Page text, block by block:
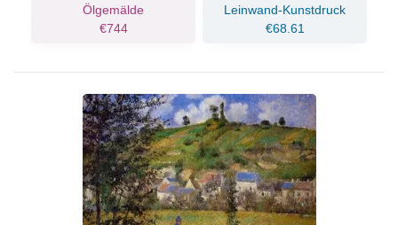
Ölgemälde
€744
Leinwand-Kunstdruck
€68.61